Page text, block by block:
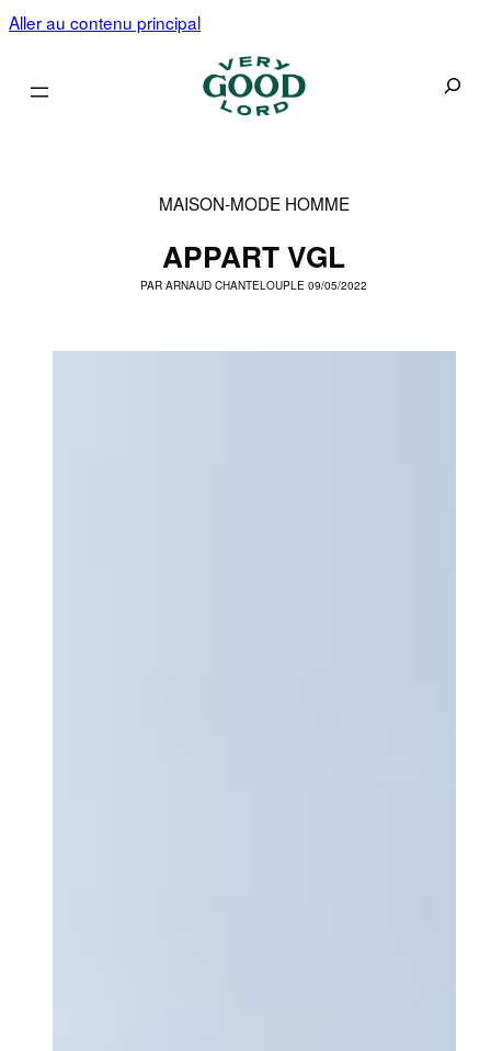
Aller au contenu principal
MAISON-MODE HOMME
APPART VGL
PARARNAUD CHANTELOUPLE 09/05/2022